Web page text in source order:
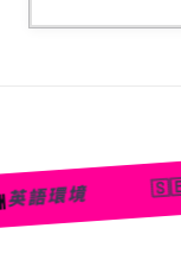
🇸🇪 北